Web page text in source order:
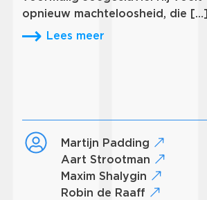
opnieuw machteloosheid, die […]
Lees meer
Martijn Padding
Aart Strootman
Maxim Shalygin
Robin de Raaff